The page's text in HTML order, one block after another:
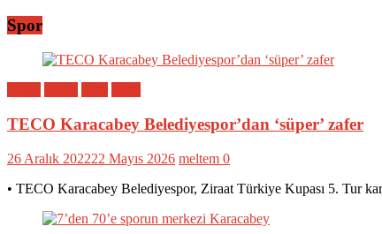
Spor
TECO Karacabey Belediyespor’dan ‘süper’ zafer
26 Aralık 202222 Mayıs 2026 meltem 0
• TECO Karacabey Belediyespor, Ziraat Türkiye Kupası 5. Tur